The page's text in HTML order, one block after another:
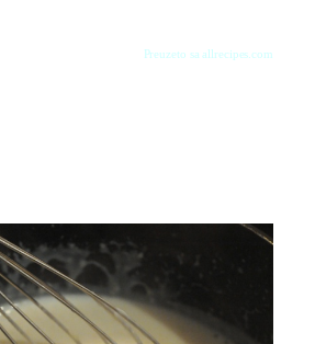
Preuzeto sa allrecipes.com